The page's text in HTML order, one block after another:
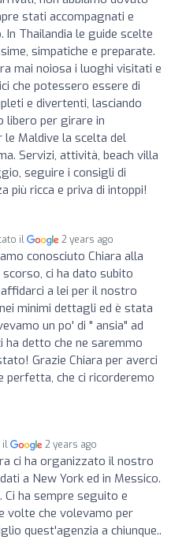
stati accompagnati e
Thailandia le guide scelte
simpatiche e preparate.
mai noiosa i luoghi visitati e
che potessero essere di
e divertenti, lasciando
libero per girare in
le Maldive la scelta del
Servizi, attività, beach villa
seguire i consigli di
più ricca e priva di intoppi!
il 2 years ago
conosciuto Chiara alla
ci ha dato subito
a lei per il nostro
minimi dettagli ed è stata
un po' di " ansia" ad
ha detto che ne saremmo
Grazie Chiara per averci
perfetta, che ci ricorderemo
il 2 years ago
ci ha organizzato il nostro
a New York ed in Messico.
Ci ha sempre seguito e
volte che volevamo per
quest'agenzia a chiunque..